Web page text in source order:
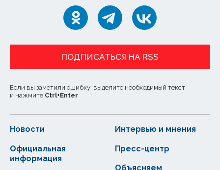
ПОДПИСАТЬСЯ НА RSS
Если вы заметили ошибку, выделите необходимый текст
и нажмите Ctrl+Enter
Новости
Официальная
информация
Интервью и мнения
Пресс-центр
Объясняем